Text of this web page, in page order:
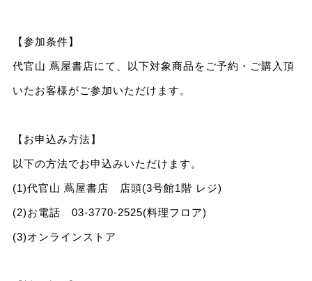
【参加条件】
代官山 蔦屋書店にて、以下対象商品をご予約・ご購入頂
いたお客様がご参加いただけます。
【お申込み方法】
以下の方法でお申込みいただけます。
(1)代官山 蔦屋書店 店頭(3号館1階 レジ)
(2)お電話 03-3770-2525(料理フロア)
(3)オンラインストア